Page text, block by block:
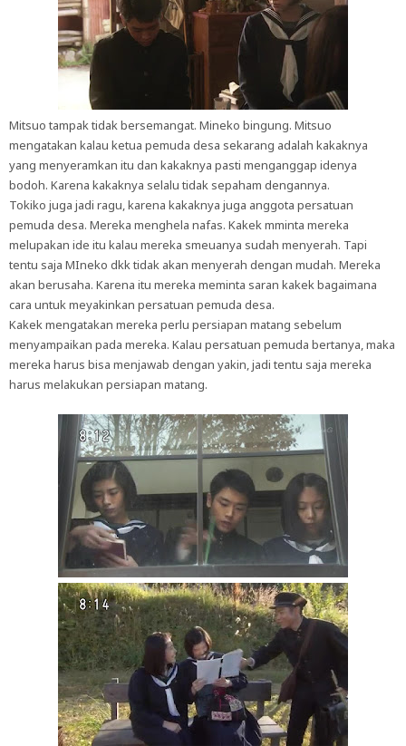
Mitsuo tampak tidak bersemangat. Mineko bingung. Mitsuo
mengatakan kalau ketua pemuda desa sekarang adalah kakaknya
yang menyeramkan itu dan kakaknya pasti menganggap idenya
bodoh. Karena kakaknya selalu tidak sepaham dengannya.
Tokiko juga jadi ragu, karena kakaknya juga anggota persatuan
pemuda desa. Mereka menghela nafas. Kakek mminta mereka
melupakan ide itu kalau mereka smeuanya sudah menyerah. Tapi
tentu saja MIneko dkk tidak akan menyerah dengan mudah. Mereka
akan berusaha. Karena itu mereka meminta saran kakek bagaimana
cara untuk meyakinkan persatuan pemuda desa.
Kakek mengatakan mereka perlu persiapan matang sebelum
menyampaikan pada mereka. Kalau persatuan pemuda bertanya, maka
mereka harus bisa menjawab dengan yakin, jadi tentu saja mereka
harus melakukan persiapan matang.